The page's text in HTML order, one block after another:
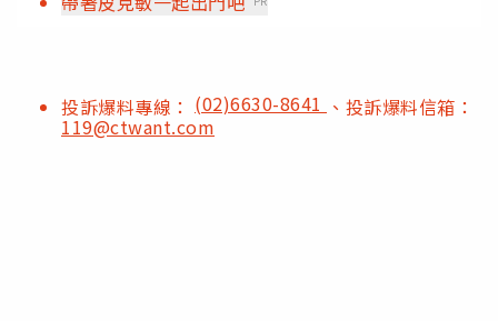
投訴爆料專線： (02)6630-8641 、投訴爆料信箱：
119@ctwant.com